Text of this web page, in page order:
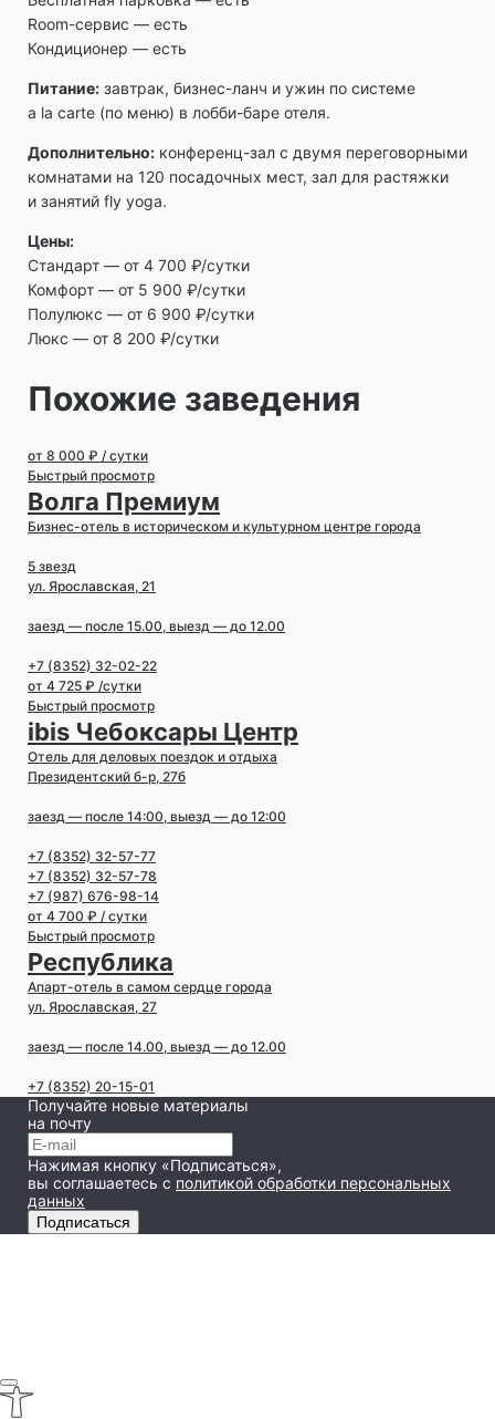
Room-сервис ― есть
Кондиционер — есть
Питание: завтрак, бизнес-ланч и ужин по системе
a la carte (по меню) в лобби-баре отеля.
Дополнительно: конференц-зал с двумя переговорными
комнатами на 120 посадочных мест, зал для растяжки
и занятий fly yoga.
Цены:
Стандарт ― от 4 700 ₽/сутки
Комфорт ― от 5 900 ₽/сутки
Полулюкс ― от 6 900 ₽/сутки
Люкс ― от 8 200 ₽/сутки
Похожие заведения
от 8 000 ₽ / сутки
Быстрый просмотр
Волга Премиум
Бизнес-отель в историческом и культурном центре города
5 звезд
ул. Ярославская, 21
заезд — после 15.00, выезд — до 12.00
+7 (8352) 32-02-22
от 4 725 ₽ /сутки
Быстрый просмотр
ibis Чебоксары Центр
Отель для деловых поездок и отдыха
Президентский б-р, 27б
заезд — после 14:00, выезд — до 12:00
+7 (8352) 32-57-77
+7 (8352) 32-57-78
+7 (987) 676-98-14
от 4 700 ₽ / сутки
Быстрый просмотр
Республика
Апарт-отель в самом сердце города
ул. Ярославская, 27
заезд — после 14.00, выезд — до 12.00
+7 (8352) 20-15-01
Получайте новые материалы
на почту
Нажимая кнопку «Подписаться»,
вы соглашаетесь с политикой обработки персональных
данных
Подписаться